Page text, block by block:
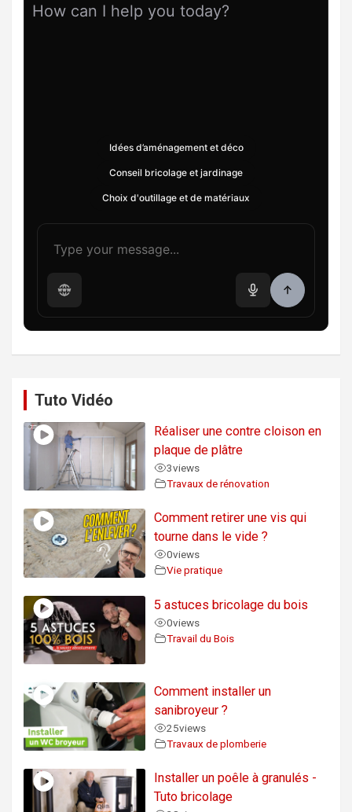
How can I help you today?
Idées d’aménagement et déco
Conseil bricolage et jardinage
Choix d'outillage et de matériaux
Tuto Vidéo
Réaliser une contre cloison en
plaque de plâtre
3views
Travaux de rénovation
Comment retirer une vis qui
tourne dans le vide ?
0views
Vie pratique
5 astuces bricolage du bois
0views
Travail du Bois
Comment installer un
sanibroyeur ?
25views
Travaux de plomberie
Installer un poêle à granulés -
Tuto bricolage